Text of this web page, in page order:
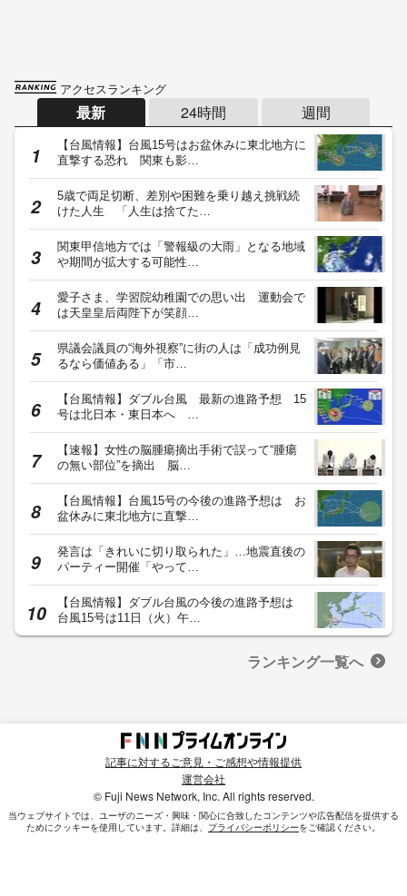
アクセスランキング
最新 24時間 週間
【台風情報】台風15号はお盆休みに東北地方に
直撃する恐れ 関東も影…
5歳で両足切断、差別や困難を乗り越え挑戦続
けた人生 「人生は捨てた…
関東甲信地方では「警報級の大雨」となる地域
や期間が拡大する可能性…
愛子さま、学習院幼稚園での思い出 運動会で
は天皇皇后両陛下が笑顔…
県議会議員の“海外視察”に街の人は「成功例見
るなら価値ある」「市…
【台風情報】ダブル台風 最新の進路予想 15
号は北日本・東日本へ …
【速報】女性の脳腫瘍摘出手術で誤って“腫瘍
の無い部位”を摘出 脳…
【台風情報】台風15号の今後の進路予想は お
盆休みに東北地方に直撃…
発言は「きれいに切り取られた」…地震直後の
パーティー開催「やって…
【台風情報】ダブル台風の今後の進路予想は
台風15号は11日（火）午…
ランキング一覧へ
記事に対するご意見・ご感想や情報提供
運営会社
© Fuji News Network, Inc. All rights reserved.
当ウェブサイトでは、ユーザのニーズ・興味・関⼼に合致したコンテンツや広告配信を提供する
ためにクッキーを使⽤しています。詳細は、 プライバシーポリシーをご確認ください。